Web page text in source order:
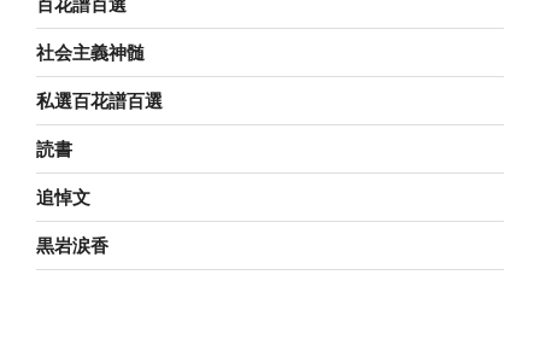
社会主義神髄
私選百花譜百選
読書
追悼文
黒岩涙香